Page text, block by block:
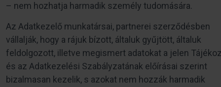
– nem hozhatja harmadik személy tudomására.
Az Adatkezelő munkatársai, partnerei szerződésben
vállalják, hogy a rájuk bízott, általuk gyűjtött, általuk
feldolgozott, illetve megismert adatokat a jelen
és az Adatkezelési Szabályzatának előírásai szerint
bizalmasan kezelik, s azokat nem hozzák harmadik